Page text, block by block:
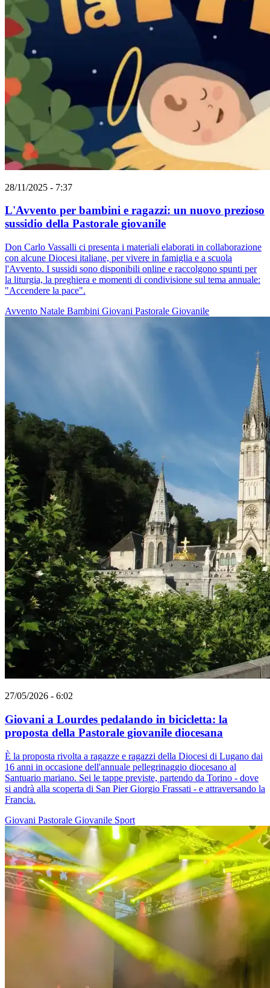
28/11/2025 - 7:37
L'Avvento per bambini e ragazzi: un nuovo prezioso
sussidio della Pastorale giovanile
Don Carlo Vassalli ci presenta i materiali elaborati in collaborazione
con alcune Diocesi italiane, per vivere in famiglia e a scuola
l'Avvento. I sussidi sono disponibili online e raccolgono spunti per
la liturgia, la preghiera e momenti di condivisione sul tema annuale:
"Accendere la pace".
Avvento Natale Bambini Giovani Pastorale Giovanile
27/05/2026 - 6:02
Giovani a Lourdes pedalando in bicicletta: la
proposta della Pastorale giovanile diocesana
È la proposta rivolta a ragazze e ragazzi della Diocesi di Lugano dai
16 anni in occasione dell'annuale pellegrinaggio diocesano al
Santuario mariano. Sei le tappe previste, partendo da Torino - dove
si andrà alla scoperta di San Pier Giorgio Frassati - e attraversando la
Francia.
Giovani Pastorale Giovanile Sport